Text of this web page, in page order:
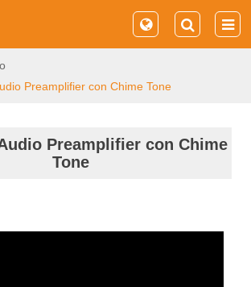
Preamplifier con Chime Tone
Preamplifier con Chime
Tone